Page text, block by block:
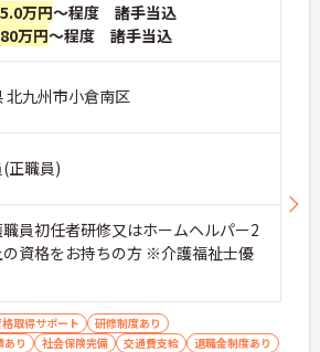
万円～程度 諸手当込
万円～程度 諸手当込
北九州市小倉南区
正職員)
員初任者研修又はホームヘルパー2
資格をお持ちの方 ※介護福祉士優
取得サポート
研修制度あり
り
社会保険完備 交通費支給 退職金制度あり